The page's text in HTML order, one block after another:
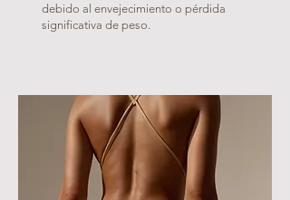
debido al envejecimiento o pérdida
significativa de peso.